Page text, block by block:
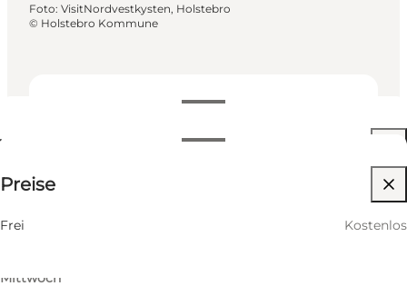
Termine und Uhrzeiten
Termine und Uhrzeiten
12 August
12:00 PM–01:30 PM
19 August
12:00 PM–01:30 PM
Mittwoch
Preise
Frei Kostenlos
Foto: VisitNordvestkysten, Holstebro
© Holstebro Kommune